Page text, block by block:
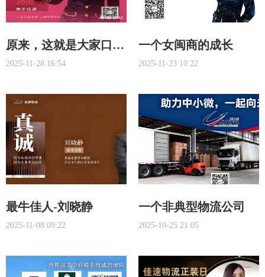
原来，这就是大家口中
的“蓉姐效应”
2025-11-28 16:54
一个女闽商的成长
2025-11-23 10:22
最牛佳人-刘晓静
2025-11-08 09:22
一个非典型物流公司
2025-10-25 21:05